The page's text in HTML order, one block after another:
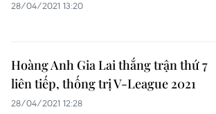
28/04/2021 13:20
Hoàng Anh Gia Lai thắng trận thứ 7
liên tiếp, thống trị V-League 2021
28/04/2021 12:28